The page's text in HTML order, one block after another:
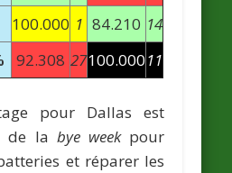
100.000 1 84.210 14
92.308 27100.00011
pour Dallas est
de la bye weekpour
et réparer les